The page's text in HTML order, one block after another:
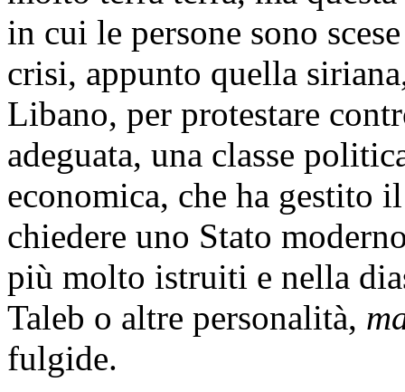
in cui le persone sono
crisi, appunto quella
Libano, per protestare
adeguata, una classe
economica, che ha gestito
chiedere uno Stato
più molto istruiti e nella
Taleb o altre personalità,
fulgide.